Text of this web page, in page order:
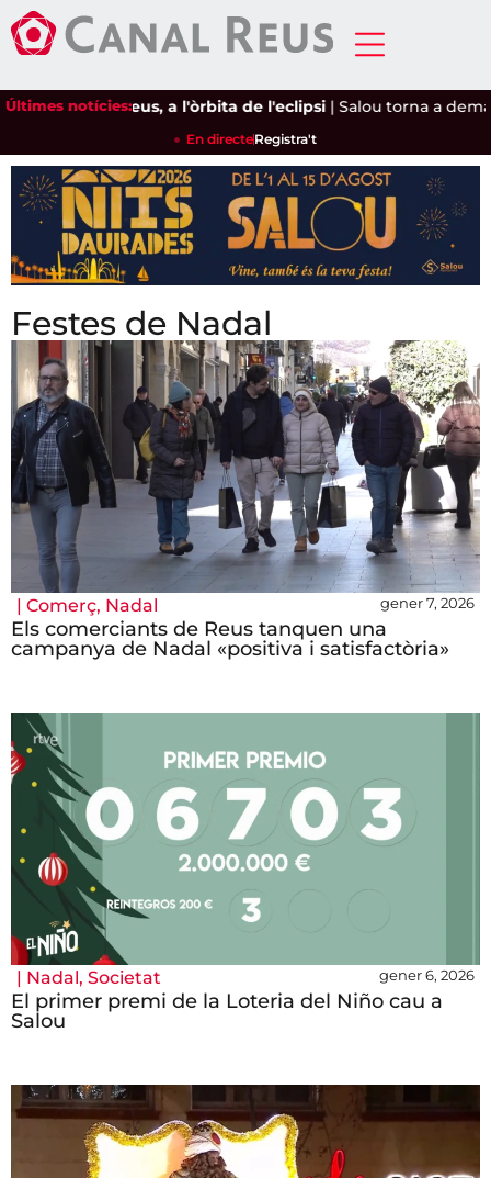
Últimes notícies:
Reus, a l'òrbita de l'eclipsi|Salou torna a demanar a
En directeRegistra't
Festes de Nadal
| Comerç, Nadal gener 7, 2026
Els comerciants de Reus tanquen una
campanya de Nadal «positiva i satisfactòria»
| Nadal, Societat gener 6, 2026
El primer premi de la Loteria del Niño cau a
Salou